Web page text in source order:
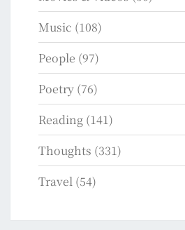
Music (108)
People (97)
Poetry (76)
Reading (141)
Thoughts (331)
Travel (54)